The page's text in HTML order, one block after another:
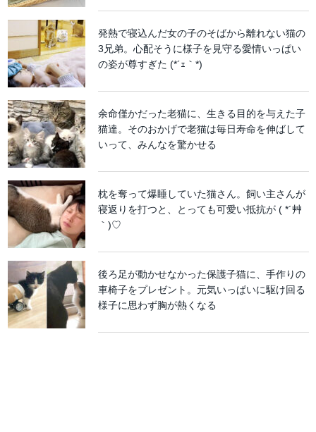
発熱で寝込んだ女の子のそばから離れない猫の
3兄弟。心配そうに様子を見守る愛情いっぱい
の姿が尊すぎた (*´ｪ｀*)
余命僅かだった老猫に、生きる目的を与えた子
猫達。そのおかげで老猫は毎日寿命を伸ばして
いって、みんなを驚かせる
枕を奪って爆睡していた猫さん。飼い主さんが
寝返りを打つと、とっても可愛い抵抗が ( *´艸
｀)♡
後ろ足が動かせなかった保護子猫に、手作りの
車椅子をプレゼント。元気いっぱいに駆け回る
様子に思わず胸が熱くなる